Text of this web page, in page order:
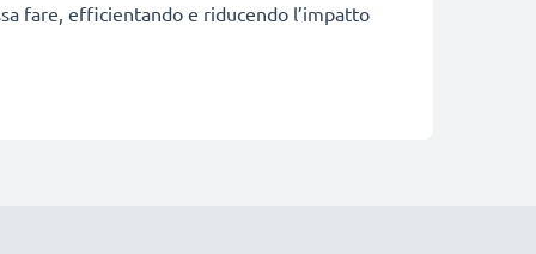
fare, efficientando e riducendo l’impatto